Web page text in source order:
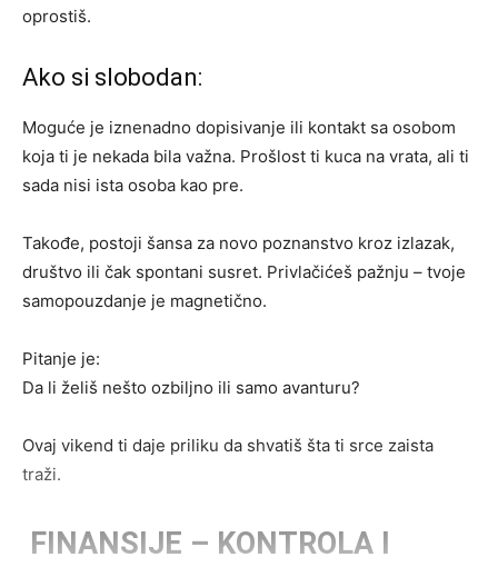
oprostiš.
Ako si slobodan:
Moguće je iznenadno dopisivanje ili kontakt sa osobom
koja ti je nekada bila važna. Prošlost ti kuca na vrata, ali ti
sada nisi ista osoba kao pre.
Takođe, postoji šansa za novo poznanstvo kroz izlazak,
društvo ili čak spontani susret. Privlačićeš pažnju – tvoje
samopouzdanje je magnetično.
Pitanje je:
Da li želiš nešto ozbiljno ili samo avanturu?
Ovaj vikend ti daje priliku da shvatiš šta ti srce zaista
traži.
FINANSIJE – KONTROLA I